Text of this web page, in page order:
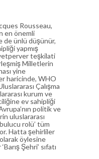
Rousseau,
en önemli
de ünlü düşünür,
yapmış
teşkilati
Milletlerin
yine
haricinde, WHO
Çalışma
kurum ve
ev sahipliği
politik ve
uluslararası
rolü’ tüm
Hatta şehirliler
öylesine
Şehri’ sıfatı